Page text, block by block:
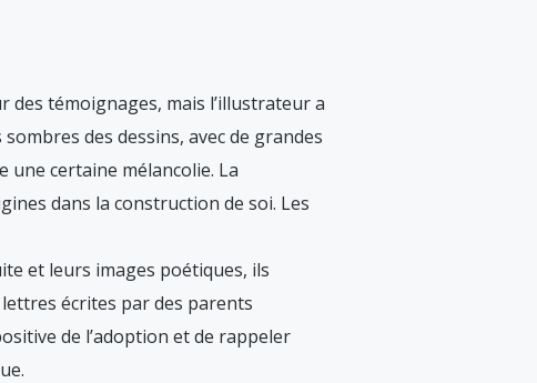
des témoignages, mais l’illustrateur a
sombres des dessins, avec de grandes
certaine mélancolie. La
dans la construction de soi. Les
et leurs images poétiques, ils
écrites par des parents
de l’adoption et de rappeler